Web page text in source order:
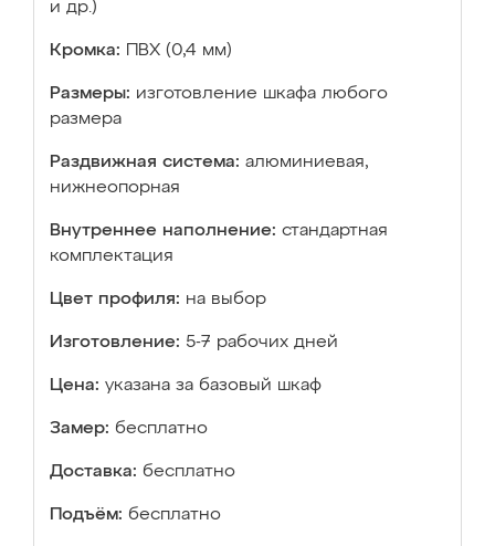
и др.)
Кромка: ПВХ (0,4 мм)
Размеры: изготовление шкафа любого
размера
Раздвижная система: алюминиевая,
нижнеопорная
Внутреннее наполнение: стандартная
комплектация
Цвет профиля: на выбор
Изготовление: 5-7 рабочих дней
Цена: указана за базовый шкаф
Замер: бесплатно
Доставка: бесплатно
Подъём: бесплатно